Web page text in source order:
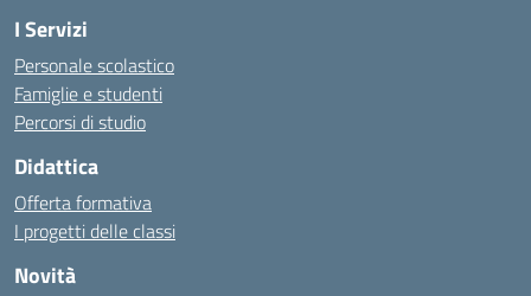
I Servizi
Personale scolastico
Famiglie e studenti
Percorsi di studio
Didattica
Offerta formativa
I progetti delle classi
Novità